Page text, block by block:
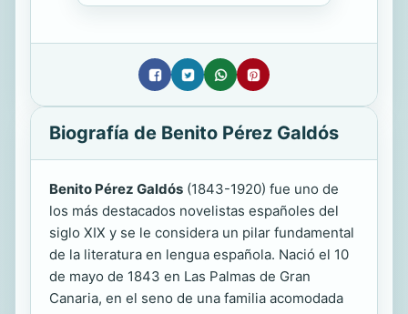
Biografía de Benito Pérez Galdós
Benito Pérez Galdós (1843-1920) fue uno de
los más destacados novelistas españoles del
siglo XIX y se le considera un pilar fundamental
de la literatura en lengua española. Nació el 10
de mayo de 1843 en Las Palmas de Gran
Canaria, en el seno de una familia acomodada